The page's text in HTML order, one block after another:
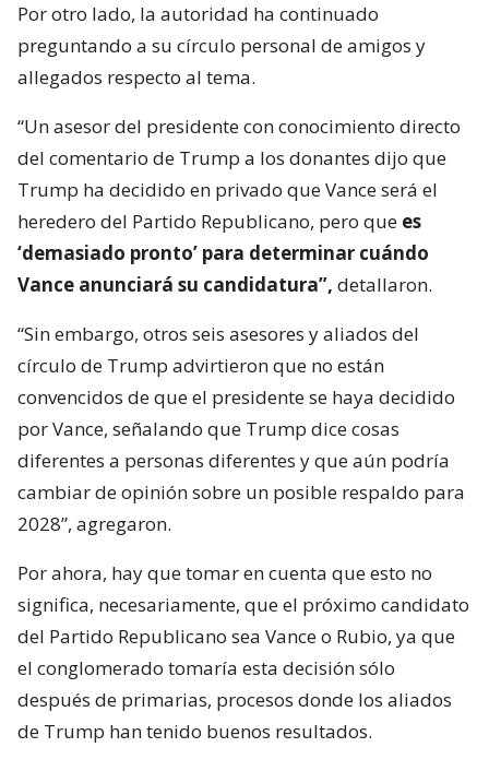
Por otro lado, la autoridad ha continuado
preguntando a su círculo personal de amigos y
allegados respecto al tema.
“Un asesor del presidente con conocimiento directo
del comentario de Trump a los donantes dijo que
Trump ha decidido en privado que Vance será el
heredero del Partido Republicano, pero que es
‘demasiado pronto’ para determinar cuándo
Vance anunciará su candidatura”, detallaron.
“Sin embargo, otros seis asesores y aliados del
círculo de Trump advirtieron que no están
convencidos de que el presidente se haya decidido
por Vance, señalando que Trump dice cosas
diferentes a personas diferentes y que aún podría
cambiar de opinión sobre un posible respaldo para
2028”, agregaron.
Por ahora, hay que tomar en cuenta que esto no
significa, necesariamente, que el próximo candidato
del Partido Republicano sea Vance o Rubio, ya que
el conglomerado tomaría esta decisión sólo
después de primarias, procesos donde los aliados
de Trump han tenido buenos resultados.